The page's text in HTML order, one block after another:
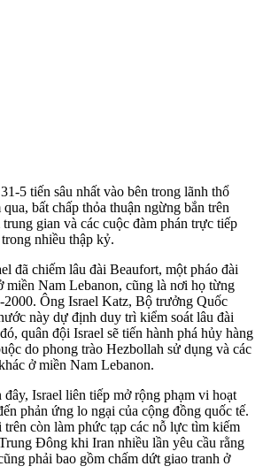
5 tiến sâu nhất vào bên trong lãnh thổ
bất chấp thỏa thuận ngừng bắn trên
gian và các cuộc đàm phán trực tiếp
nhiều thập kỷ.
đã chiếm lâu đài Beaufort, một pháo đài
miền Nam Lebanon, cũng là nơi họ từng
2000. Ông Israel Katz, Bộ trưởng Quốc
này dự định duy trì kiểm soát lâu đài
quân đội Israel sẽ tiến hành phá hủy hàng
do phong trào Hezbollah sử dụng và các
ở miền Nam Lebanon.
Israel liên tiếp mở rộng phạm vi hoạt
phản ứng lo ngại của cộng đồng quốc tế.
trên còn làm phức tạp các nỗ lực tìm kiếm
Đông khi Iran nhiều lần yêu cầu rằng
phải bao gồm chấm dứt giao tranh ở